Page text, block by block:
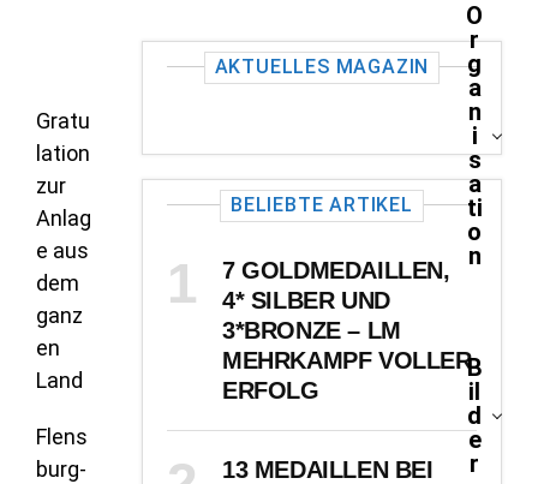
O
r
g
a
n
i
s
a
ti
o
n
B
il
d
e
r
Gratu
lation
zur
Anlag
e aus
dem
ganz
en
Land
Flens
burg-
AKTUELLES MAGAZIN
BELIEBTE ARTIKEL
7 GOLDMEDAILLEN,
4* SILBER UND
3*BRONZE – LM
MEHRKAMPF VOLLER
ERFOLG
13 MEDAILLEN BEI